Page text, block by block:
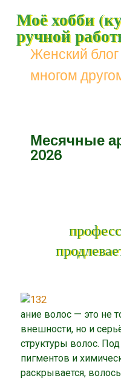
Моё хобби
ручной
Женский блог
многом
Месячные
2026
ание волос — это не
внешности, но и
структуры волос.
пигментов и
раскрывается,